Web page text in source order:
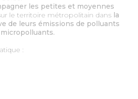
les petites et moyennes
le territoire métropolitain dans la
de leurs émissions de polluants
: